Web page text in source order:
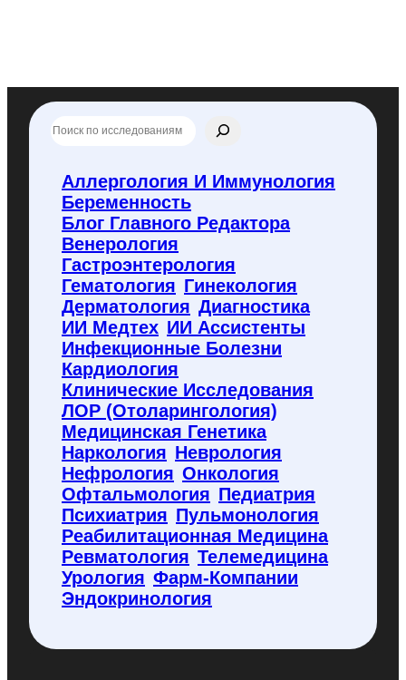
П
о
Аллергология И Иммунология
Беременность
Блог Главного Редактора
Венерология
Гастроэнтерология
Гематология Гинекология
Дерматология Диагностика
ИИ Медтех ИИ Ассистенты
Инфекционные Болезни
Кардиология
Клинические Исследования
ЛОР (отоларингология)
Медицинская Генетика
Наркология Неврология
Нефрология Онкология
Офтальмология Педиатрия
Психиатрия Пульмонология
Реабилитационная Медицина
Ревматология Телемедицина
Урология Фарм-Компании
Эндокринология